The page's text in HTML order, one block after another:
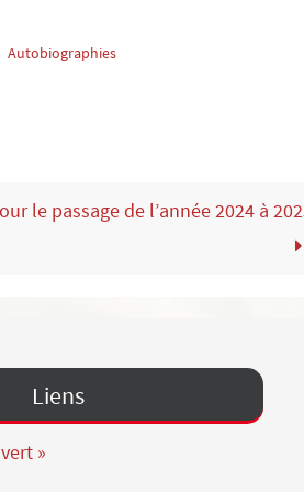
Autobiographies
le passage de l’année 2024 à
Liens
»